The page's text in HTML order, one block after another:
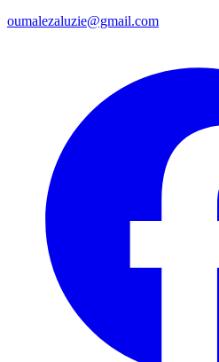
oumalezaluzie@gmail.com